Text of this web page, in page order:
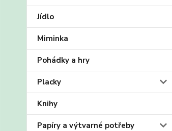
Jídlo
Miminka
Pohádky a hry
Placky
Knihy
Papíry a výtvarné potřeby